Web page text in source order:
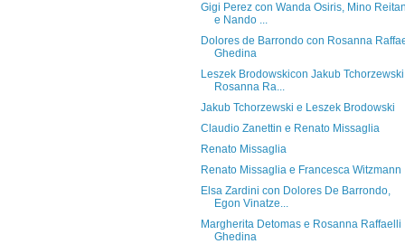
Gigi Perez con Wanda Osiris, Mino
e Nando ...
Dolores de Barrondo con Rosanna
Ghedina
Leszek Brodowskicon Jakub
Rosanna Ra...
Jakub Tchorzewski e Leszek Brodowski
Claudio Zanettin e Renato Missaglia
Renato Missaglia
Renato Missaglia e Francesca Witzmann
Elsa Zardini con Dolores De Barrondo,
Egon Vinatze...
Margherita Detomas e Rosanna Raffaelli
Ghedina